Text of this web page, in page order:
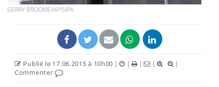
GERRY BROOME/AP/SIPA
Publié le 17.06.2015 à 10h00 | | | |
|
Commenter